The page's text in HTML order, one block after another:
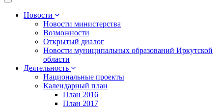
Toggle
navigationНовости
Новости министерства
Возможности
Открытый диалог
Новости муниципальных образований Иркутской
области
Деятельность
Национальные проекты
Календарный план
План 2016
План 2017